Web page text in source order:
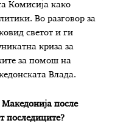
Комисија како
Во разговор за
светот и ги
криза за
за помош на
Влада.
после
последиците?